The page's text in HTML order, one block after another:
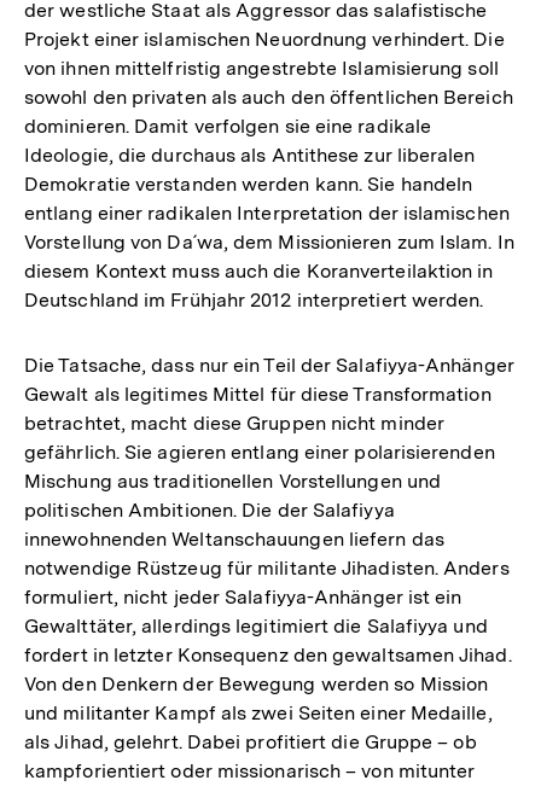
der westliche Staat als Aggressor das salafistische
Projekt einer islamischen Neuordnung verhindert. Die
von ihnen mittelfristig angestrebte Islamisierung soll
sowohl den privaten als auch den öffentlichen Bereich
dominieren. Damit verfolgen sie eine radikale
Ideologie, die durchaus als Antithese zur liberalen
Demokratie verstanden werden kann. Sie handeln
entlang einer radikalen Interpretation der islamischen
Vorstellung von Da´wa, dem Missionieren zum Islam. In
diesem Kontext muss auch die Koranverteilaktion in
Deutschland im Frühjahr 2012 interpretiert werden.
Die Tatsache, dass nur ein Teil der Salafiyya-Anhänger
Gewalt als legitimes Mittel für diese Transformation
betrachtet, macht diese Gruppen nicht minder
gefährlich. Sie agieren entlang einer polarisierenden
Mischung aus traditionellen Vorstellungen und
politischen Ambitionen. Die der Salafiyya
innewohnenden Weltanschauungen liefern das
notwendige Rüstzeug für militante Jihadisten. Anders
formuliert, nicht jeder Salafiyya-Anhänger ist ein
Gewalttäter, allerdings legitimiert die Salafiyya und
fordert in letzter Konsequenz den gewaltsamen Jihad.
Von den Denkern der Bewegung werden so Mission
und militanter Kampf als zwei Seiten einer Medaille,
als Jihad, gelehrt. Dabei profitiert die Gruppe – ob
kampforientiert oder missionarisch – von mitunter